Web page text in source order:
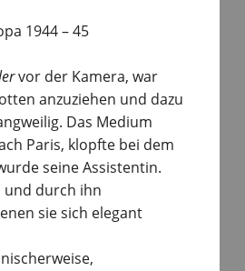
1944 – 45
vor der Kamera, war
anzuziehen und dazu
Das Medium
Paris, klopfte bei dem
seine Assistentin.
und durch ihn
sie sich elegant